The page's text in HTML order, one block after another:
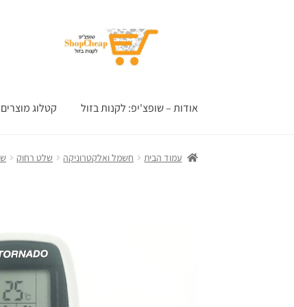
אודות – שופצ'יפ: לקנות בזול קטלוג מוצרים
עמוד הבית חשמל ואלקטרוניקה שלט רחוק